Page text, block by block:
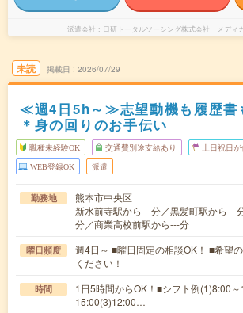
派遣会社 日研トータルソーシング株式会社 メディ
未読 掲載日 2026/07/29
≪週4日5h～≫志望動機も履歴書
＊身の回りのお手伝い
職種未経験OK 交通費別途支給あり 土日祝日が
WEB登録OK 派遣
勤務地
熊本市中央区
新水前寺駅から---分／黒髪町駅から---
分／商業高校前駅から---分
曜日頻度
週4日～ ■曜日固定の相談OK！ ■希望
ください！
時間
1日5時間からOK！■シフト例(1)8:00
15:00(3)12:00…